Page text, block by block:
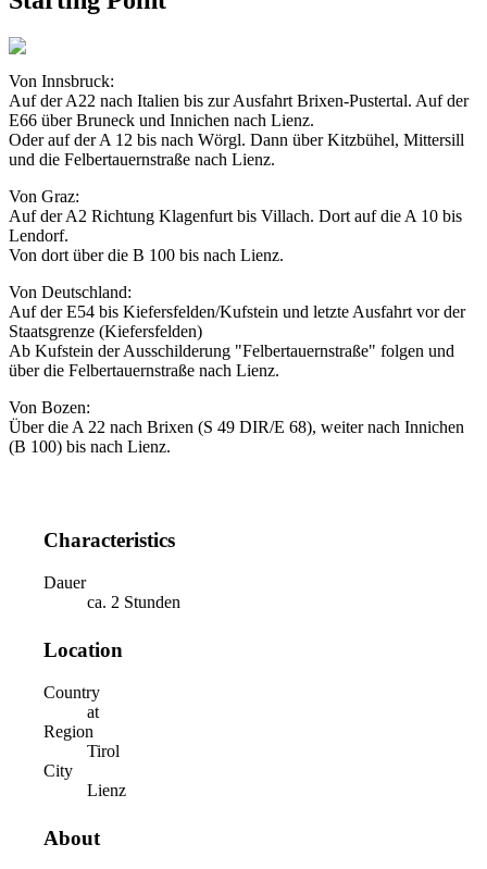
Characteristics
Dauer
ca. 2 Stunden
Location
Country
at
Region
Tirol
City
Lienz
About
Von Innsbruck:
Auf der A22 nach Italien bis zur Ausfahrt Brixen-Pustertal. Auf der
E66 über Bruneck und Innichen nach Lienz.
Oder auf der A 12 bis nach Wörgl. Dann über Kitzbühel, Mittersill
und die Felbertauernstraße nach Lienz.
Von Graz:
Auf der A2 Richtung Klagenfurt bis Villach. Dort auf die A 10 bis
Lendorf.
Von dort über die B 100 bis nach Lienz.
Von Deutschland:
Auf der E54 bis Kiefersfelden/Kufstein und letzte Ausfahrt vor der
Staatsgrenze (Kiefersfelden)
Ab Kufstein der Ausschilderung "Felbertauernstraße" folgen und
über die Felbertauernstraße nach Lienz.
Von Bozen:
Über die A 22 nach Brixen (S 49 DIR/E 68), weiter nach Innichen
(B 100) bis nach Lienz.